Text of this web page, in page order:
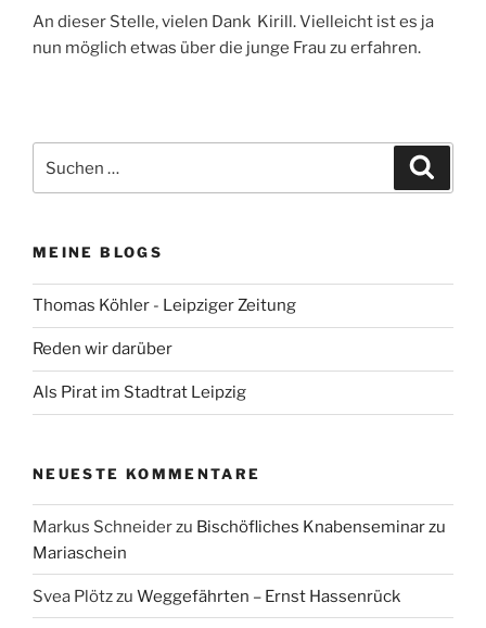
An dieser Stelle, vielen Dank Kirill. Vielleicht ist es ja
nun möglich etwas über die junge Frau zu erfahren.
nach:
MEINE BLOGS
Thomas Köhler - Leipziger Zeitung
Reden wir darüber
Als Pirat im Stadtrat Leipzig
NEUESTE KOMMENTARE
Markus Schneiderzu Bischöfliches Knabenseminar zu
Mariaschein
Svea Plötzzu Weggefährten – Ernst Hassenrück